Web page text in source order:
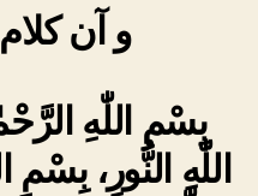
و آن
بِسْمِ اللّٰهِ
اللّٰهِ النُّورِ، بِسْمِ